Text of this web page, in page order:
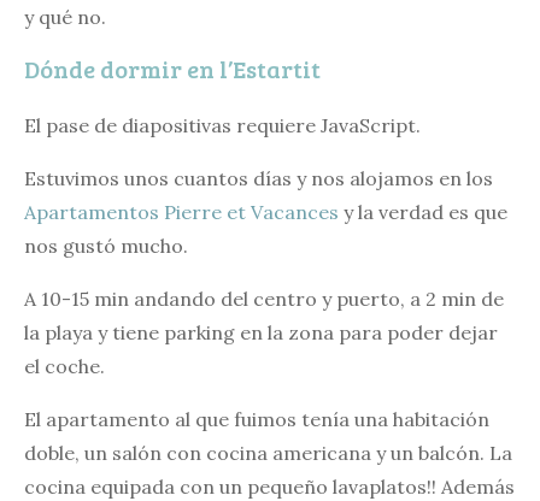
y qué no.
Dónde dormir en l’Estartit
El pase de diapositivas requiere JavaScript.
Estuvimos unos cuantos días y nos alojamos en los
Apartamentos Pierre et Vacances y la verdad es que
nos gustó mucho.
A 10-15 min andando del centro y puerto, a 2 min de
la playa y tiene parking en la zona para poder dejar
el coche.
El apartamento al que fuimos tenía una habitación
doble, un salón con cocina americana y un balcón. La
cocina equipada con un pequeño lavaplatos!! Además